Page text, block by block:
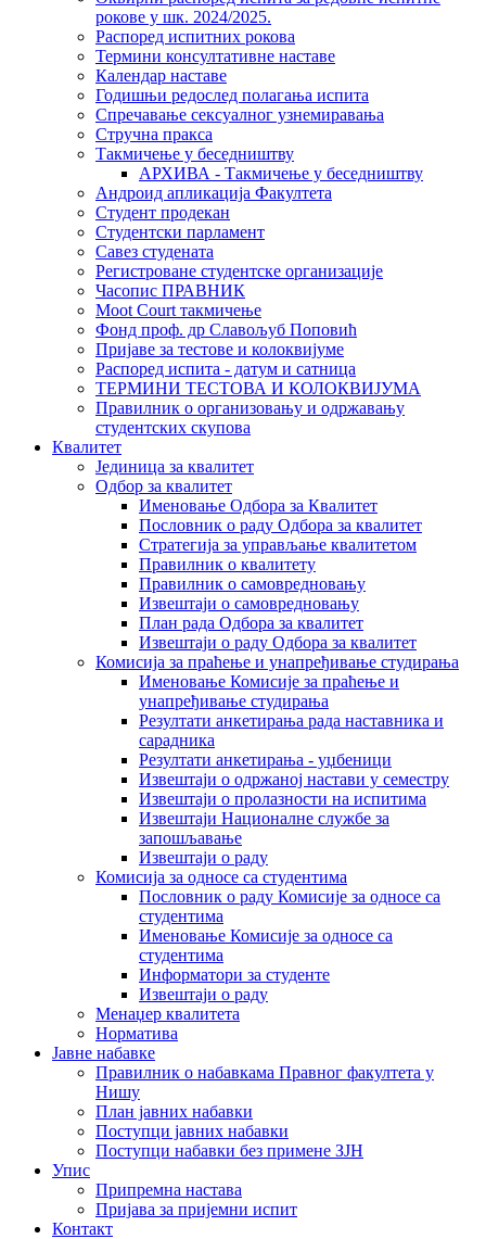
рокове у шк. 2024/2025.
Распоред испитних рокова
Термини консултативне наставе
Календар наставе
Годишњи редослед полагања испита
Спречавање сексуалног узнемиравања
Стручна пракса
Такмичење у беседништву
АРХИВА - Такмичење у беседништву
Андроид апликација Факултета
Студент продекан
Студентски парламент
Савез студената
Регистроване студентске организације
Часопис ПРАВНИК
Moot Court такмичење
Фонд проф. др Славољуб Поповић
Пријаве за тестове и колоквијуме
Распоред испита - датум и сатница
ТЕРМИНИ ТЕСТОВА И КОЛОКВИЈУМА
Правилник о организовању и одржавању
студентских скупова
Квалитет
Јединица за квалитет
Одбор за квалитет
Именовање Одбора за Квалитет
Пословник о раду Одбора за квалитет
Стратегија за управљање квалитетом
Правилник о квалитету
Правилник о самовредновању
Извештаји о самовредновању
План рада Одбора за квалитет
Извештаји о раду Одбора за квалитет
Комисија за праћење и унапређивање студирања
Именовање Комисије за праћење и
унапређивање студирања
Резултати анкетирања рада наставника и
сарадника
Резултати анкетирања - уџбеници
Извештаји о одржаној настави у семестру
Извештаји о пролазности на испитима
Извештаји Националне службе за
запошљавање
Извештаји о раду
Комисија за односе са студентима
Пословник о раду Комисије за односе са
студентима
Именовање Комисије за односе са
студентима
Информатори за студенте
Извештаји о раду
Менаџер квалитета
Норматива
Јавне набавке
Правилник о набавкама Правног факултета у
Нишу
План јавних набавки
Поступци јавних набавки
Поступци набавки без примене ЗЈН
Упис
Припремна настава
Пријава за пријемни испит
Контакт